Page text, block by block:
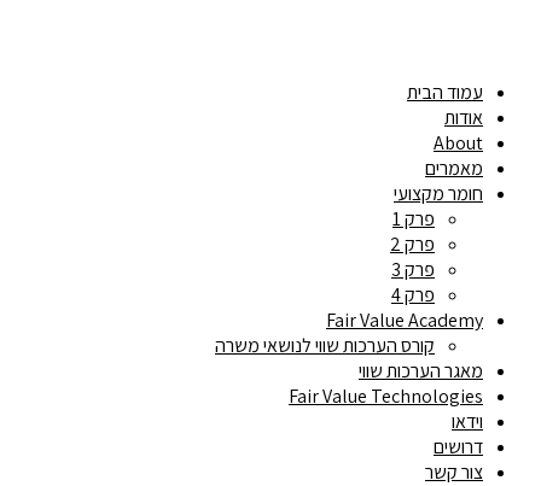
עמוד הבית
אודות
About
מאמרים
חומר מקצועי
פרק 1
פרק 2
פרק 3
פרק 4
Fair Value Academy
קורס הערכות שווי לנושאי משרה
מאגר הערכות שווי
Fair Value Technologies
וידאו
דרושים
צור קשר